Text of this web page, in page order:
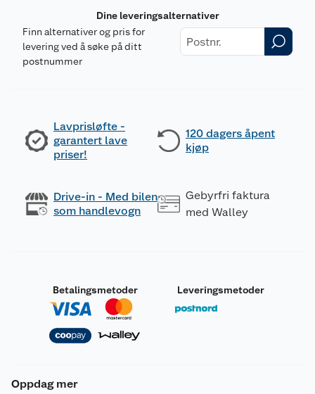
Dine leveringsalternativer
Finn alternativer og pris for
levering ved å søke på ditt
postnummer
Lavprisløfte -
garantert lave
priser!
120 dagers åpent
kjøp
Drive-in - Med bilen
som handlevogn
Gebyrfri faktura
med Walley
Betalingsmetoder Leveringsmetoder
Oppdag mer